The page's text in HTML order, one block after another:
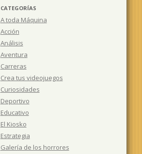
CATEGORÍAS
A toda Máquina
Acción
Análisis
Aventura
Carreras
Crea tus videojuegos
Curiosidades
Deportivo
Educativo
El Kiosko
Estrategia
Galería de los horrores